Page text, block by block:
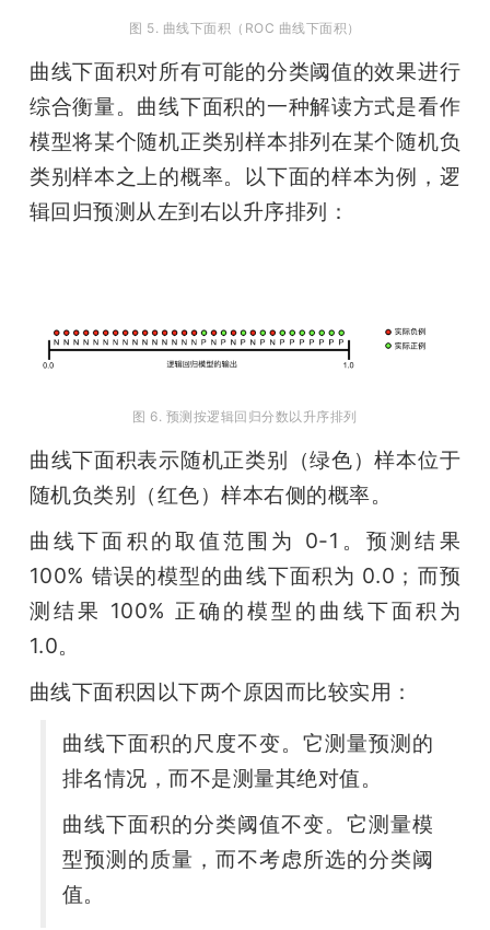
图 5. 曲线下面积（ROC 曲线下面积）
曲线下面积对所有可能的分类阈值的效果进行
综合衡量。曲线下面积的一种解读方式是看作
模型将某个随机正类别样本排列在某个随机负
类别样本之上的概率。以下面的样本为例，逻
辑回归预测从左到右以升序排列：
图 6. 预测按逻辑回归分数以升序排列
曲线下面积表示随机正类别（绿色）样本位于
随机负类别（红色）样本右侧的概率。
曲线下面积的取值范围为 0-1。预测结果
100% 错误的模型的曲线下面积为 0.0；而预
测结果 100% 正确的模型的曲线下面积为
1.0。
曲线下面积因以下两个原因而比较实用：
曲线下面积的尺度不变。它测量预测的
排名情况，而不是测量其绝对值。
曲线下面积的分类阈值不变。它测量模
型预测的质量，而不考虑所选的分类阈
值。